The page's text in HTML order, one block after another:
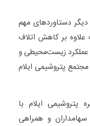
از دیگر دستاوردهای مهم
بر کاهش اتلاف
عملکرد زیست‌محیطی و
پتروشیمی ایلام
پتروشیمی ایلام با
و همراهی